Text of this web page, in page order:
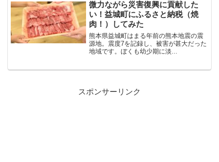
微力ながら災害復興に貢献した
い！益城町にふるさと納税（焼
肉！）してみた
熊本県益城町はまる年前の熊本地震の震
源地。震度7を記録し、被害が甚大だった
地域です。ぼくも幼少期に淡...
スポンサーリンク